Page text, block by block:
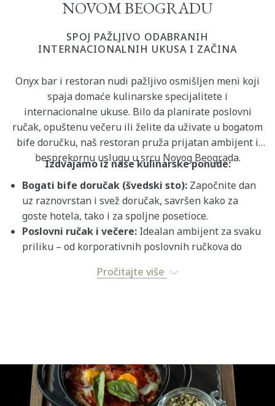
NOVOM BEOGRADU
SPOJ PAŽLJIVO ODABRANIH
INTERNACIONALNIH UKUSA I ZAČINA
Onyx bar i restoran nudi pažljivo osmišljen meni koji
spaja domaće kulinarske specijalitete i
internacionalne ukuse. Bilo da planirate poslovni
ručak, opuštenu večeru ili želite da uživate u bogatom
bife doručku, naš restoran pruža prijatan ambijent i
besprekornu uslugu u srcu Novog Beograda.
Izdvajamo iz naše kulinarske ponude:
Bogati bife doručak (švedski sto): Započnite dan
uz raznovrstan i svež doručak, savršen kako za
goste hotela, tako i za spoljne posetioce.
Poslovni ručak i večere: Idealan ambijent za svaku
priliku – od korporativnih poslovnih ručkova do
Usluga u sobi (Room Service) 24h:
Pročitajte više